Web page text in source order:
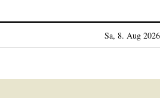
Sa, 8. Aug 2026